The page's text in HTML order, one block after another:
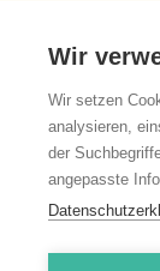
Tel:06261 -
Top
Teilhabe &
Altenpflege
Wir
Wir setzen
analysieren,
der
angepasste